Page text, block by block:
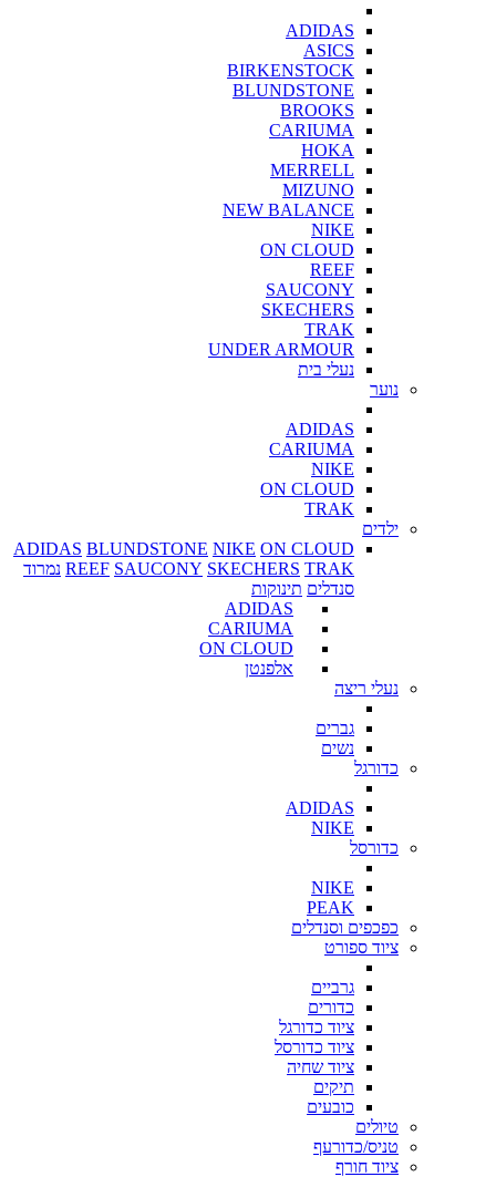
ADIDAS
ASICS
BIRKENSTOCK
BLUNDSTONE
BROOKS
CARIUMA
HOKA
MERRELL
MIZUNO
NEW BALANCE
NIKE
ON CLOUD
REEF
SAUCONY
SKECHERS
TRAK
UNDER ARMOUR
נעלי בית
נוער
ADIDAS
CARIUMA
NIKE
ON CLOUD
TRAK
ילדים
ADIDAS BLUNDSTONE NIKE ON CLOUD
REEF SAUCONY SKECHERS TRAK
נמרוד
סנדלים תינוקות
ADIDAS
CARIUMA
ON CLOUD
אלפנטן
נעלי ריצה
גברים
נשים
כדורגל
ADIDAS
NIKE
כדורסל
NIKE
PEAK
כפכפים וסנדלים
ציוד ספורט
גרביים
כדורים
ציוד כדורגל
ציוד כדורסל
ציוד שחיה
תיקים
כובעים
טיולים
טניס/כדורעף
ציוד חורף